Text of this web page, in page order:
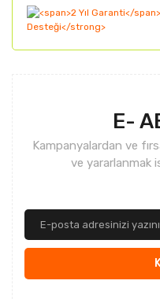
E-
Kampanyalardan ve
ve yararlanmak